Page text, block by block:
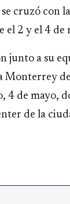
cruzó con
el 2 y el 4 de
junto a su
Monterrey
4 de mayo,
de la